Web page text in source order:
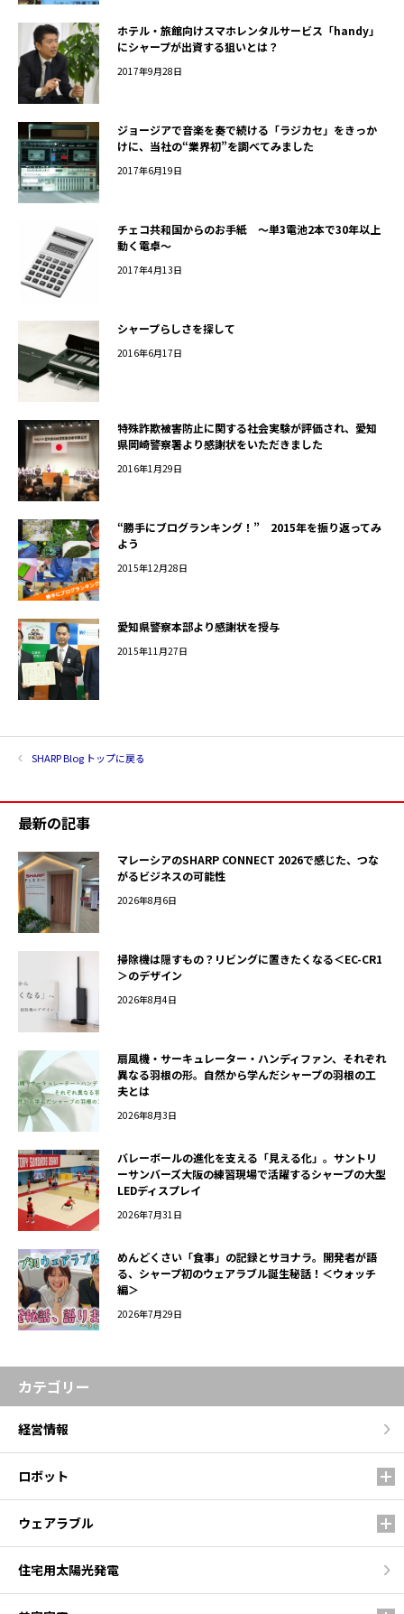
ホテル・旅館向けスマホレンタルサービス「handy」
にシャープが出資する狙いとは？
2017年9月28日
ジョージアで音楽を奏で続ける「ラジカセ」をきっか
けに、当社の“業界初”を調べてみました
2017年6月19日
チェコ共和国からのお手紙 ～単3電池2本で30年以上
動く電卓～
2017年4月13日
シャープらしさを探して
2016年6月17日
特殊詐欺被害防止に関する社会実験が評価され、愛知
県岡崎警察署より感謝状をいただきました
2016年1月29日
“勝手にブログランキング！” 2015年を振り返ってみ
よう
2015年12月28日
愛知県警察本部より感謝状を授与
2015年11月27日
SHARP Blog トップに戻る
最新の記事
マレーシアのSHARP CONNECT 2026で感じた、つな
がるビジネスの可能性
2026年8月6日
掃除機は隠すもの？リビングに置きたくなる＜EC-CR1
＞のデザイン
2026年8月4日
扇風機・サーキュレーター・ハンディファン、それぞれ
異なる羽根の形。自然から学んだシャープの羽根の工
夫とは
2026年8月3日
バレーボールの進化を支える「見える化」。サントリ
ーサンバーズ大阪の練習現場で活躍するシャープの大型
LEDディスプレイ
2026年7月31日
めんどくさい「食事」の記録とサヨナラ。開発者が語
る、シャープ初のウェアラブル誕生秘話！＜ウォッチ
編＞
2026年7月29日
カテゴリー
経営情報
ロボット
ウェアラブル
住宅用太陽光発電